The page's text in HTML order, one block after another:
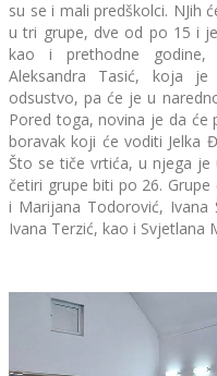
su se i mali predškolci. NJih
u tri grupe, dve od po 15 i
kao i prethodne godine,
Aleksandra Tasić, koja je
odsustvo, pa će je u
Pored toga, novina je da će
boravak koji će voditi Jelka
Što se tiče vrtića, u njega
četiri grupe biti po 26.
i Marijana Todorović, Ivana
Ivana Terzić, kao i Svjetlana